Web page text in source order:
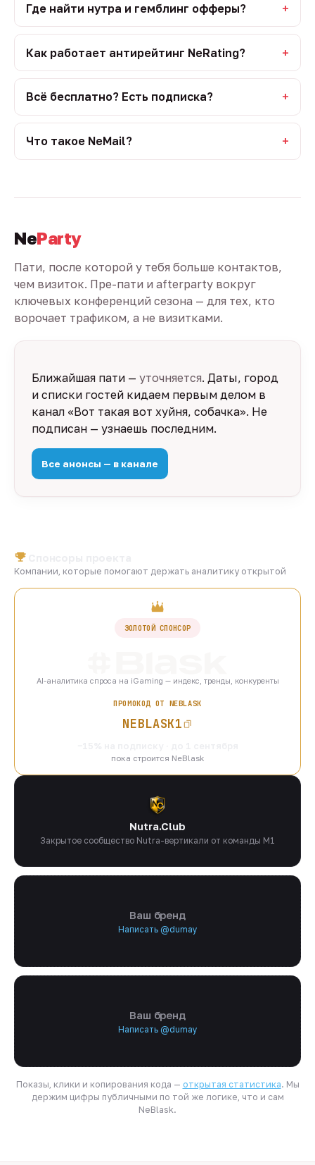
Где найти нутра и гемблинг офферы?
Как работает антирейтинг NeRating?
Всё бесплатно? Есть подписка?
Что такое NeMail?
NeParty
Пати, после которой у тебя больше контактов,
чем визиток. Пре-пати и afterparty вокруг
ключевых конференций сезона — для тех, кто
ворочает трафиком, а не визитками.
Ближайшая пати — уточняется. Даты, город
и списки гостей кидаем первым делом в
канал «Вот такая вот хуйня, собачка». Не
подписан — узнаешь последним.
Все анонсы — в канале
Компании, которые помогают держать аналитику открытой
ЗОЛОТОЙ СПОНСОР
AI-аналитика спроса на iGaming — индекс, тренды, конкуренты
ПРОМОКОД ОТ NEBLASK
NEBLASK1
пока строится NeBlask
Nutra.Club
Закрытое сообщество Nutra-вертикали от команды M1
Ваш бренд
Написать @dumay
Ваш бренд
Написать @dumay
Показы, клики и копирования кода — открытая статистика. Мы
держим цифры публичными по той же логике, что и сам
NeBlask.